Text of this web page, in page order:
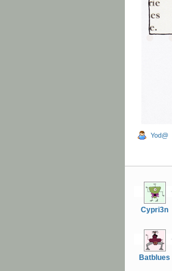
Yod@
Cypri3n
Batblues